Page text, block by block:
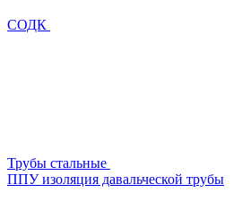
СОДК
Трубы стальные
ППУ изоляция давальческой трубы